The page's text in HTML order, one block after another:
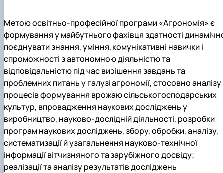
Метою освітньо-професійної програми «Агрономія» є
формування у майбутнього фахівця здатності
поєднувати знання, уміння, комунікативні навички і
спроможності з автономною діяльністю та
відповідальністю під час вирішення завдань та
проблемних питань у галузі агрономії, стосовно аналізу
процесів формування врожаю сільськогосподарських
культур, впровадження наукових досліджень у
виробництво, науково-дослідній діяльності, розробки
програм наукових досліджень, збору, обробки, аналізу,
систематизації й узагальнення науково-технічної
інформації вітчизняного та зарубіжного досвіду;
реалізації та аналізу результатів досліджень